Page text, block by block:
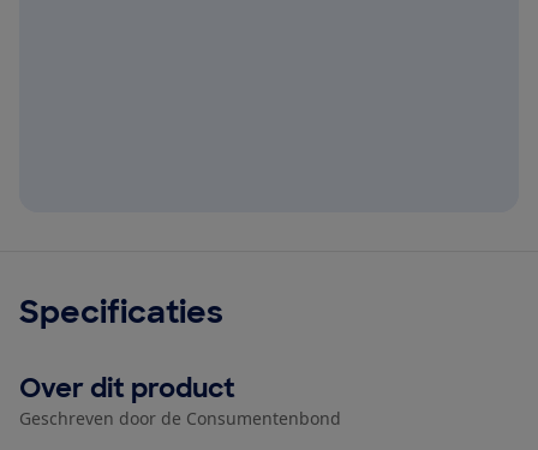
Specificaties
Over dit product
Geschreven door de Consumentenbond